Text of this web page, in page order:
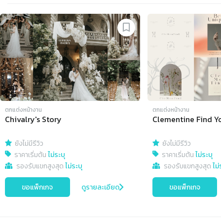
Slide 1 of 4
ตกแต่งหน้างาน
Chivalry's Story
ยังไม่มีรีวิว
ราคาเริ่มต้นไม่ระบุ
รองรับแขกสูงสุดไม่ระบุ
ขอแพ็กเกจ ดูรายละเอียด
ตกแต่งหน้างาน
Clementine Find
ยังไม่มีรีวิว
ราคาเริ่มต้นไม่ระบุ
รองรับแขกสูงสุดไ
ขอแพ็กเกจ